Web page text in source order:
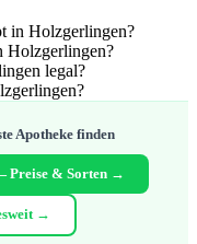
in Holzgerlingen?
Holzgerlingen?
legal?
Apotheke finden
Preise & Sorten →
→